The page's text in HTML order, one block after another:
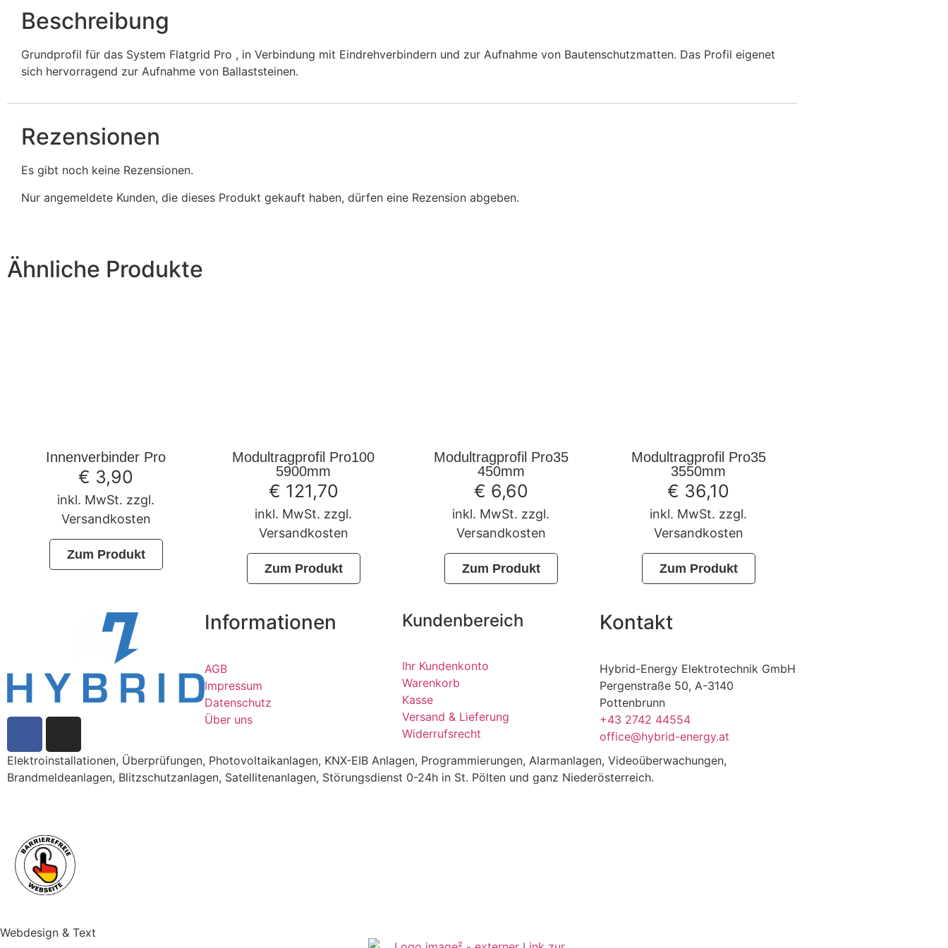
Beschreibung
Grundprofil für das System Flatgrid Pro , in Verbindung mit Eindrehverbindern und zur Aufnahme von Bautenschutzmatten. Das Profil eigenet
sich hervorragend zur Aufnahme von Ballaststeinen.
Rezensionen
Es gibt noch keine Rezensionen.
Nur angemeldete Kunden, die dieses Produkt gekauft haben, dürfen eine Rezension abgeben.
Ähnliche Produkte
Innenverbinder Pro
€ 3,90
inkl. MwSt. zzgl.
Versandkosten
Zum Produkt
Modultragprofil Pro100
5900mm
€ 121,70
inkl. MwSt. zzgl.
Versandkosten
Zum Produkt
Modultragprofil Pro35
450mm
€ 6,60
inkl. MwSt. zzgl.
Versandkosten
Zum Produkt
Modultragprofil Pro35
3550mm
€ 36,10
inkl. MwSt. zzgl.
Versandkosten
Zum Produkt
Informationen
AGB
Impressum
Datenschutz
Über uns
Kundenbereich
Ihr Kundenkonto
Warenkorb
Kasse
Versand & Lieferung
Widerrufsrecht
Kontakt
Hybrid-Energy Elektrotechnik GmbH
Pergenstraße 50, A-3140
Pottenbrunn
+43 2742 44554
office@hybrid-energy.at
Elektroinstallationen, Überprüfungen, Photovoltaikanlagen, KNX-EIB Anlagen, Programmierungen, Alarmanlagen, Videoüberwachungen,
Brandmeldeanlagen, Blitzschutzanlagen, Satellitenanlagen, Störungsdienst 0-24h in St. Pölten und ganz Niederösterreich.
Webdesign & Text